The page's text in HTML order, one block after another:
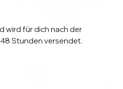
wird für dich nach der
Stunden versendet.